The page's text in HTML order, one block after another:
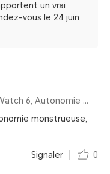
un vrai
vous le 24 juin
Par HONOR Watch 6, Autonomie 35 Jours – Shadow Black (Bracelet fluoroélastomère)
monstrueuse,
Signaler 0